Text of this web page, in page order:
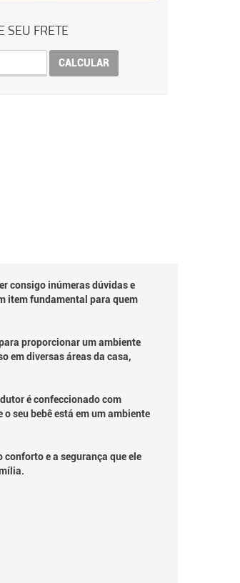
SEU FRETE
CALCULAR
consigo inúmeras dúvidas e
item fundamental para quem
proporcionar um ambiente
em diversas áreas da casa,
é confeccionado com
seu bebê está em um ambiente
conforto e a segurança que ele